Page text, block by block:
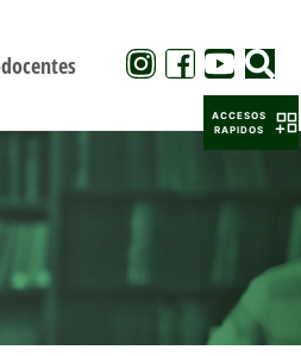
ACCESOS
RAPIDOS